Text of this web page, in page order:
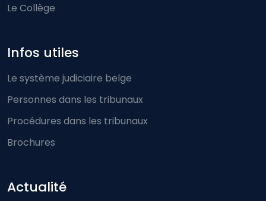
Le Collège
Infos utiles
Le système judiciaire belge
Personnes dans les tribunaux
Procédures dans les tribunaux
Brochures
Actualité